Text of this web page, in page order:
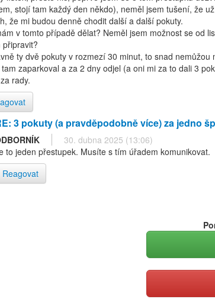
stojí tam každý den někdo), neměl jsem tušení, že
že mi budou denně chodit další a další pokuty.
v tomto případě dělat? Neměl jsem možnost se od
připravit?
ty dvě pokuty v rozmezí 30 minut, to snad
zaparkoval a za 2 dny odjel (a oni mi za to dali 3
rady.
3 pokuty (a pravděpodobně více) za jedno
30. dubna 2025 (13:06)
to jeden přestupek. Musíte s tím úřadem komunikovat.
Reagovat